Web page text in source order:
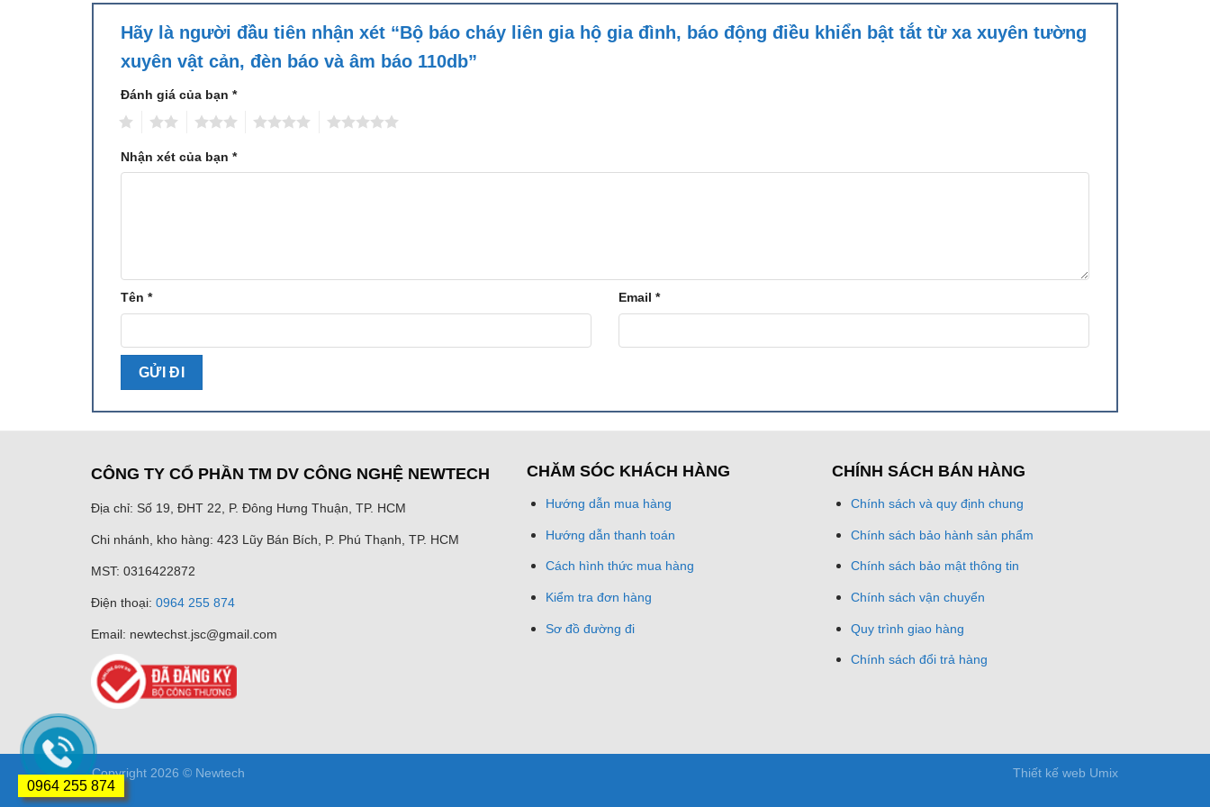
Hãy là người đầu tiên nhận xét “Bộ báo cháy liên gia hộ gia đình, báo động điều khiển bật tắt từ xa xuyên tường
xuyên vật cản, đèn báo và âm báo 110db”
Đánh giá của bạn *
Nhận xét của bạn *
Tên * Email *
CÔNG TY CỔ PHẦN TM DV CÔNG NGHỆ NEWTECH
Địa chỉ: Số 19, ĐHT 22, P. Đông Hưng Thuận, TP. HCM
Chi nhánh, kho hàng: 423 Lũy Bán Bích, P. Phú Thạnh, TP. HCM
MST: 0316422872
Điện thoại: 0964 255 874
Email: newtechst.jsc@gmail.com
CHĂM SÓC KHÁCH HÀNG
Hướng dẫn mua hàng
Hướng dẫn thanh toán
Cách hình thức mua hàng
Kiểm tra đơn hàng
Sơ đồ đường đi
CHÍNH SÁCH BÁN HÀNG
Chính sách và quy định chung
Chính sách bảo hành sản phẩm
Chính sách bảo mật thông tin
Chính sách vận chuyển
Quy trình giao hàng
Chính sách đổi trả hàng
Thiết kế web Umix
Copyright 2026 © Newtech
0964 255 874